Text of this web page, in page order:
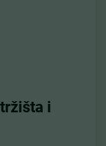
i